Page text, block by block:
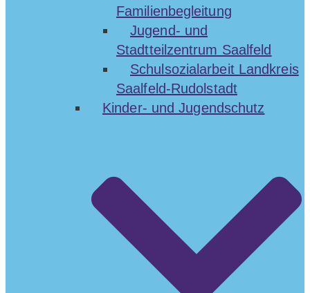
Familienbegleitung
Jugend- und
Stadtteilzentrum Saalfeld
Schulsozialarbeit Landkreis
Saalfeld-Rudolstadt
Kinder- und Jugendschutz